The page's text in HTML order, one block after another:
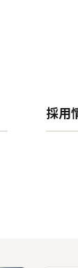
採用